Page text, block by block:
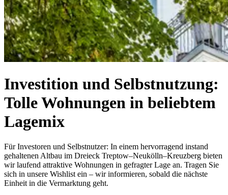
Investition und Selbstnutzung:
Tolle Wohnungen in beliebtem
Lagemix
Für Investoren und Selbstnutzer: In einem hervorragend instand
gehaltenen Altbau im Dreieck Treptow–Neukölln–Kreuzberg bieten
wir laufend attraktive Wohnungen in gefragter Lage an. Tragen Sie
sich in unsere Wishlist ein – wir informieren, sobald die nächste
Einheit in die Vermarktung geht.